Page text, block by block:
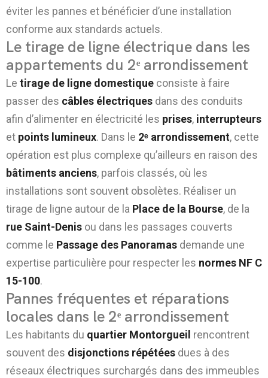
éviter les pannes et bénéficier d’une installation
conforme aux standards actuels.
Le tirage de ligne électrique dans les
appartements du 2ᵉ arrondissement
Le tirage de ligne domestique consiste à faire
passer des câbles électriques dans des conduits
afin d’alimenter en électricité les prises, interrupteurs
et points lumineux. Dans le 2ᵉ arrondissement, cette
opération est plus complexe qu’ailleurs en raison des
bâtiments anciens, parfois classés, où les
installations sont souvent obsolètes. Réaliser un
tirage de ligne autour de la Place de la Bourse, de la
rue Saint-Denis ou dans les passages couverts
comme le Passage des Panoramas demande une
expertise particulière pour respecter les normes NF C
15-100.
Pannes fréquentes et réparations
locales dans le 2ᵉ arrondissement
Les habitants du quartier Montorgueil rencontrent
souvent des disjonctions répétées dues à des
réseaux électriques surchargés dans des immeubles